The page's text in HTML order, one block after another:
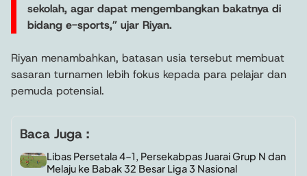
sekolah, agar dapat mengembangkan bakatnya di
bidang e-sports,” ujar Riyan.
Riyan menambahkan, batasan usia tersebut membuat
sasaran turnamen lebih fokus kepada para pelajar dan
pemuda potensial.
Baca Juga :
Libas Persetala 4-1, Persekabpas Juarai Grup N dan
Melaju ke Babak 32 Besar Liga 3 Nasional